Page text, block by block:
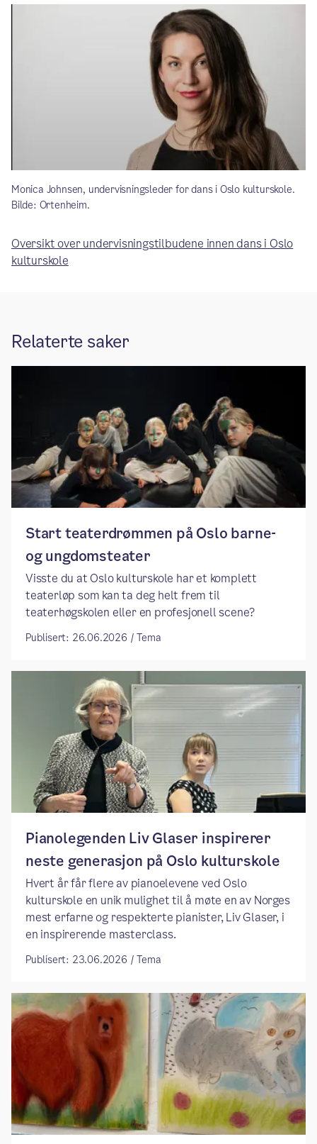
Monica Johnsen, undervisningsleder for dans i Oslo kulturskole.
Bilde: Ortenheim.
Oversikt over undervisningstilbudene innen dans i Oslo
kulturskole
Relaterte saker
Start teaterdrømmen på Oslo barne-
og ungdomsteater
Visste du at Oslo kulturskole har et komplett
teaterløp som kan ta deg helt frem til
teaterhøgskolen eller en profesjonell scene?
Publisert: 26.06.2026 / Tema
Pianolegenden Liv Glaser inspirerer
neste generasjon på Oslo kulturskole
Hvert år får flere av pianoelevene ved Oslo
kulturskole en unik mulighet til å møte en av Norges
mest erfarne og respekterte pianister, Liv Glaser, i
en inspirerende masterclass.
Publisert: 23.06.2026 / Tema